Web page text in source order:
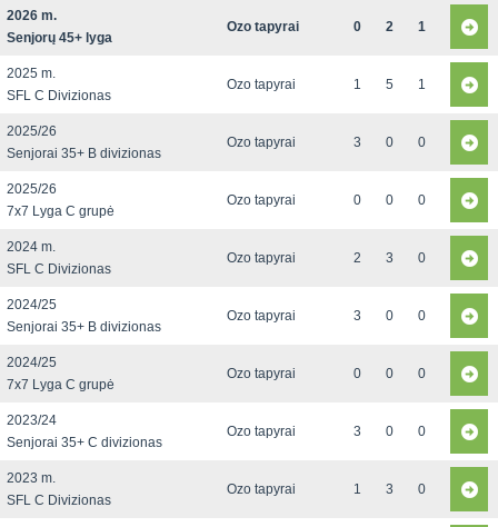
2026 m.
Senjorų 45+ lyga
Ozo tapyrai 0 2 1
2025 m.
SFL C Divizionas
Ozo tapyrai 1 5 1
2025/26
Senjorai 35+ B divizionas
Ozo tapyrai 3 0 0
2025/26
7x7 Lyga C grupė
Ozo tapyrai 0 0 0
2024 m.
SFL C Divizionas
Ozo tapyrai 2 3 0
2024/25
Senjorai 35+ B divizionas
Ozo tapyrai 3 0 0
2024/25
7x7 Lyga C grupė
Ozo tapyrai 0 0 0
2023/24
Senjorai 35+ C divizionas
Ozo tapyrai 3 0 0
2023 m.
SFL C Divizionas
Ozo tapyrai 1 3 0